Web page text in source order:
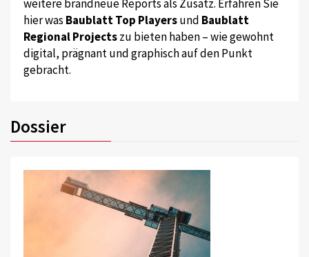
weitere brandneue Reports als Zusatz. Erfahren Sie
hier was Baublatt Top Playersund Baublatt
Regional Projectszu bieten haben – wie gewohnt
digital, prägnant und graphisch auf den Punkt
gebracht.
Dossier